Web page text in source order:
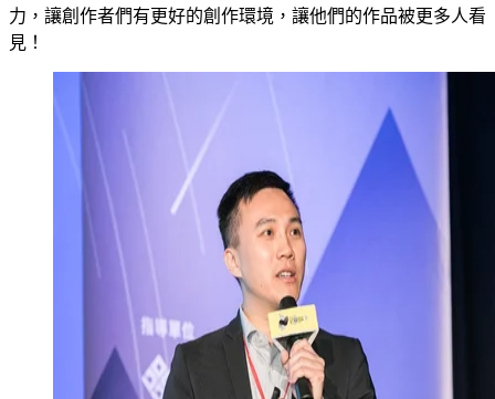
力，讓創作者們有更好的創作環境，讓他們的作品被更多人看
見！